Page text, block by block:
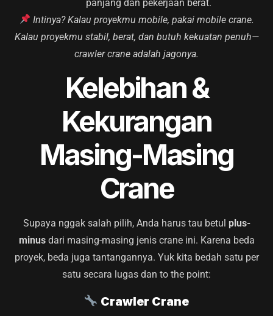
panjang dan pekerjaan berat.
Intinya? Kalau proyekmu mobile, pakai mobile crane.
Kalau proyekmu stabil, berat, dan butuh kekuatan penuh—
crawler crane adalah jagonya.
Kelebihan &
Kekurangan
Masing-Masing
Crane
Supaya nggak salah pilih, Anda harus tau betul plus-
minusdari masing-masing jenis crane ini. Karena beda
proyek, beda juga tantangannya. Yuk kita bedah satu per
satu secara lugas dan to the point:
Crawler Crane